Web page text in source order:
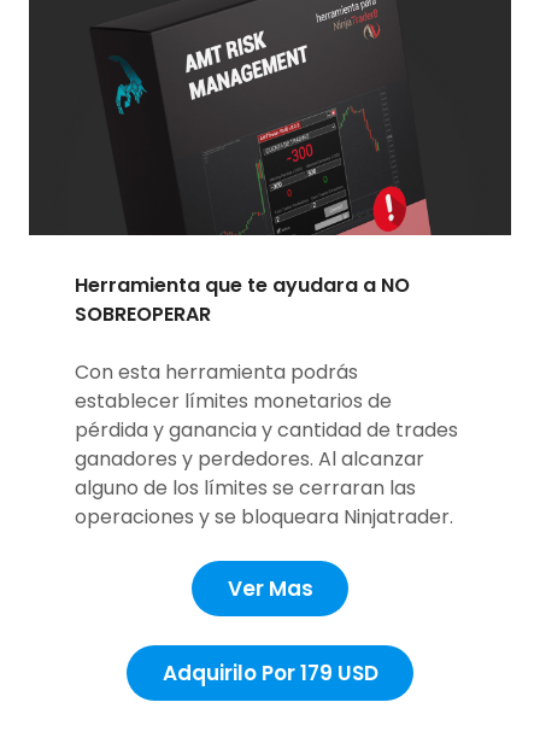
Herramienta que te ayudara a NO
SOBREOPERAR
Con esta herramienta podrás
establecer límites monetarios de
pérdida y ganancia y cantidad de trades
ganadores y perdedores. Al alcanzar
alguno de los límites se cerraran las
operaciones y se bloqueara Ninjatrader.
Ver Mas
Adquirilo Por 179 USD